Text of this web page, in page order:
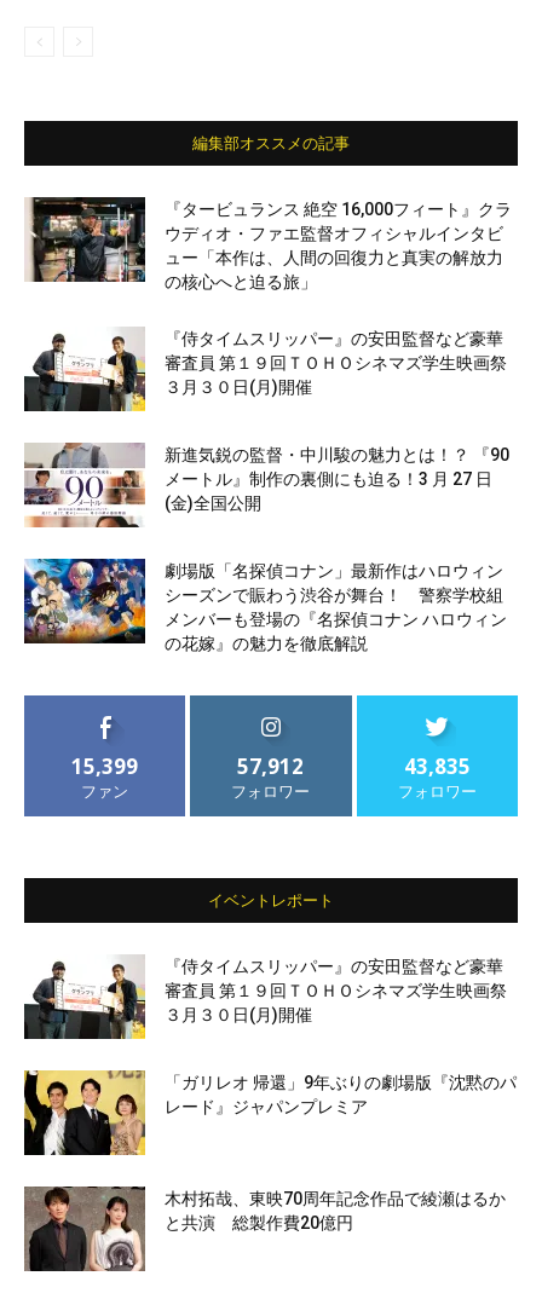
編集部オススメの記事
『タービュランス 絶空 16,000フィート』クラ
ウディオ・ファエ監督オフィシャルインタビ
ュー「本作は、人間の回復力と真実の解放力
の核心へと迫る旅」
『侍タイムスリッパー』の安田監督など豪華
審査員 第１９回ＴＯＨＯシネマズ学生映画祭
３月３０日(月)開催
新進気鋭の監督・中川駿の魅力とは！？ 『90
メートル』制作の裏側にも迫る！3 月 27 日
(金)全国公開
劇場版「名探偵コナン」最新作はハロウィン
シーズンで賑わう渋谷が舞台！ 警察学校組
メンバーも登場の『名探偵コナン ハロウィン
の花嫁』の魅力を徹底解説
15,399
ファン
57,912
フォロワー
43,835
フォロワー
イベントレポート
『侍タイムスリッパー』の安田監督など豪華
審査員 第１９回ＴＯＨＯシネマズ学生映画祭
３月３０日(月)開催
「ガリレオ 帰還」9年ぶりの劇場版『沈黙のパ
レード』ジャパンプレミア
木村拓哉、東映70周年記念作品で綾瀬はるか
と共演 総製作費20億円